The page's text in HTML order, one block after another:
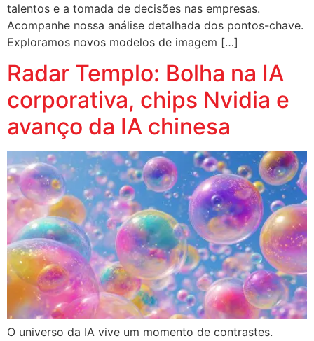
talentos e a tomada de decisões nas empresas.
Acompanhe nossa análise detalhada dos pontos-chave.
Exploramos novos modelos de imagem […]
Radar Templo: Bolha na IA
corporativa, chips Nvidia e
avanço da IA chinesa
O universo da IA vive um momento de contrastes.